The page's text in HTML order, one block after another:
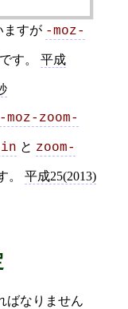
ますが -moz-
す。 平成
-moz-zoom-
in と zoom-
。 平成25(2013)
ばなりません